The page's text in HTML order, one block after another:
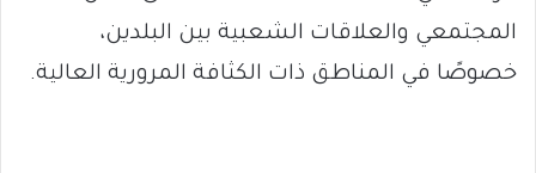
المجتمعي والعلاقات الشعبية بين البلدين،
خصوصًا في المناطق ذات الكثافة المرورية العالية.